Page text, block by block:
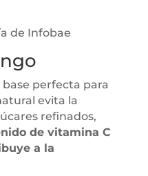
de Infobae
perfecta para
evita la
refinados,
de vitamina C
a la